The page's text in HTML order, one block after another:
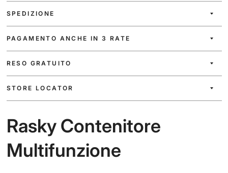
SPEDIZIONE
PAGAMENTO ANCHE IN 3 RATE
RESO GRATUITO
STORE LOCATOR
Rasky Contenitore
Multifunzione